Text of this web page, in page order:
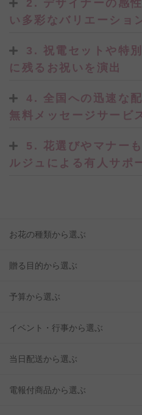
2. デザイナーの感
い多彩なバリエーショ
3. 祝電セットや特
に残るお祝いを演出
4. 全国への迅速な
無料メッセージサービ
5. 花選びやマナー
ルジュによる有人サポ
お花の種類から選ぶ
贈る目的から選ぶ
予算から選ぶ
イベント・行事から選ぶ
当日配送から選ぶ
電報付商品から選ぶ